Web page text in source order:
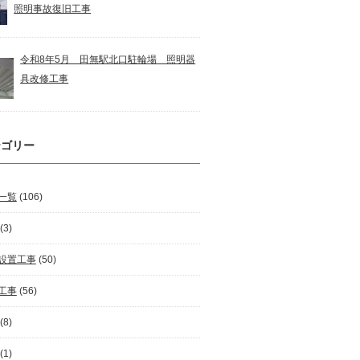
照明事故復旧工事
令和8年5月 田無駅北口駐輪場 照明器
具改修工事
リー
覧(106)
置工事(50)
事(56)